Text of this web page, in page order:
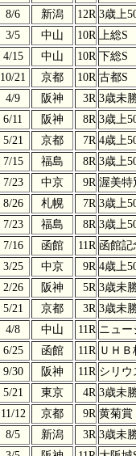
8/6 新潟 12R 3歳上
3/5 中山 10R 上総S
4/15 中山 10R 下総S
10/21 京都 10R 古都S
4/9 阪神 3R 3歳未
6/11 阪神 8R 3歳上
5/21 京都 7R 4歳上
7/15 福島 8R 3歳上
7/23 中京 9R 渥美特
8/26 札幌 7R 3歳上
7/23 福島 8R 3歳上
7/16 函館 11R 函館記
3/25 中京 9R 4歳上
2/26 阪神 5R 3歳未
5/21 京都 3R 3歳未
4/8 中山 11R ニュー
6/25 函館 11R ＵＨＢ
9/30 阪神 11R シリウ
5/21 東京 4R 3歳未
11/12 京都 9R 黄菊賞
8/5 新潟 3R 3歳未